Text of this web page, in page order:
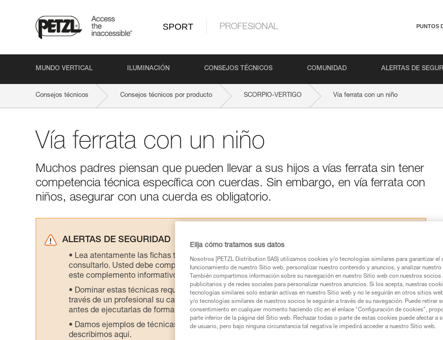
SPORT PROFESIONAL PUNTOS
MUNDO VERTICAL ILUMINACIÓN CONSEJOS TÉCNICOS COMUNIDAD ALERTAS DE
Consejos técnicos Consejos técnicos por producto SCORPIO-VERTIGO Vía ferrata con un niño
Vía ferrata con un niño
Muchos padres piensan que pueden llevar a sus hijos a vías ferrata sin tener
competencia técnica específica con cuerdas. Sin embargo, en vía ferrata con
niños, asegurar con una cuerda es obligatorio.
ALERTAS DE SEGURIDAD
Lea atentamente las fichas técnicas de los productos utilizados en este consejo antes de
consultarlo. Usted debe comprender la información de la ficha técnica para poder comprender
este complemento informativo.
Dominar estas técnicas requiere una formación y un entrenamiento específico. Confirme a
través de un profesional su capacidad para ejecutar estas técnicas, solo y con total seguridad,
antes de ejecutarlas de forma autónoma.
Damos ejemplos de técnicas relacionadas con su actividad. Pueden existir otras que no
describimos aquí.
Elija cómo tratamos sus datos
Nosotros [PETZL Distribution SAS) utilizamos cookies y/o tecnologías similares para garantizar el
funcionamiento de nuestro Sitio web, personalizar nuestro contenido y anuncios, y analizar
También compartimos información sobre su navegación en nuestro Sitio web con nuestros socios
publicitarios y de redes sociales para personalizar nuestros anuncios. Si los acepta, nuestras
tecnologías similares solo estarán activas en nuestro Sitio web y no le seguirán en otros sitios
y/o tecnologías similares de nuestros socios le seguirán a través de su navegación. Puede retirar
consentimiento en cualquier momento haciendo clic en el enlace "Configuración de cookies",
parte inferior de la página del Sitio web. Rechazar todas o parte de estas cookies puede afectar a
de usuario, pero bajo ninguna circunstancia tal negativa le impedirá acceder a nuestro Sitio web.